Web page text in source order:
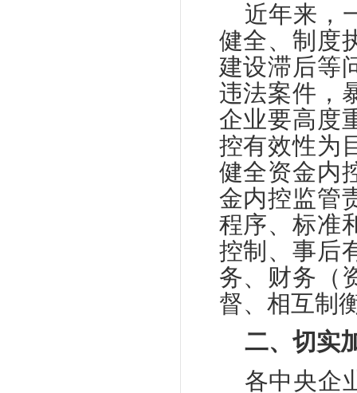
近年来，
健全、制度
建设滞后等
违法案件，
企业要高度
控有效性为
健全资金内
金内控监管
程序、标准
控制、事后
务、财务（
督、相互制
二、切实
各中央企